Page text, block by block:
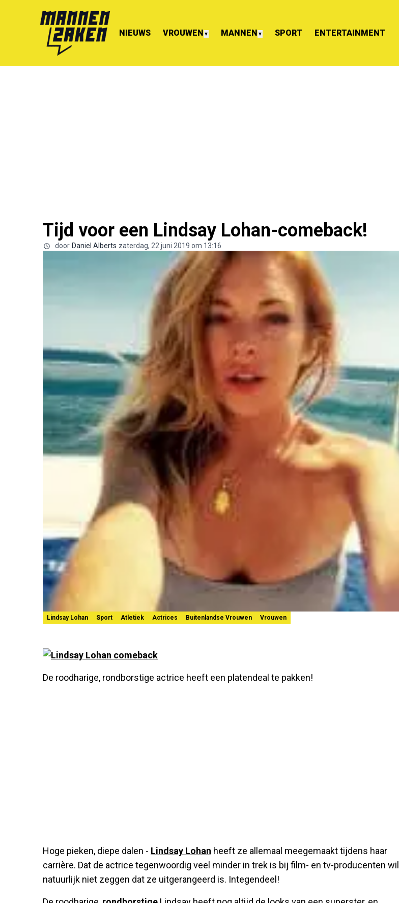
NIEUWS VROUWEN ▼ MANNEN ▼ SPORT ENTERTAINMENT
Tijd voor een Lindsay Lohan-comeback!
door Daniel Alberts zaterdag, 22 juni 2019 om 13:16
Lindsay Lohan Sport Atletiek Actrices Buitenlandse Vrouwen Vrouwen
De roodharige, rondborstige actrice heeft een platendeal te pakken!
Hoge pieken, diepe dalen - Lindsay Lohan heeft ze allemaal meegemaakt tijdens haar
carrière. Dat de actrice tegenwoordig veel minder in trek is bij film- en tv-producenten wil
natuurlijk niet zeggen dat ze uitgerangeerd is. Integendeel!